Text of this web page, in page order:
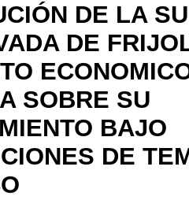
DE LA
DE
SOBRE SU
BAJO
DE